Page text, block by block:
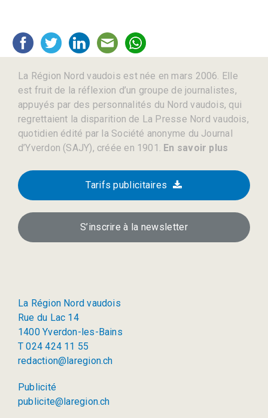
La Région Nord vaudois est née en mars 2006. Elle
est fruit de la réflexion d’un groupe de journalistes,
appuyés par des personnalités du Nord vaudois, qui
regrettaient la disparition de La Presse Nord vaudois,
quotidien édité par la Société anonyme du Journal
d’Yverdon (SAJY), créée en 1901. En savoir plus
Tarifs publicitaires
S’inscrire à la newsletter
La Région Nord vaudois
Rue du Lac 14
1400 Yverdon-les-Bains
T 024 424 11 55
redaction@laregion.ch
Publicité
publicite@laregion.ch